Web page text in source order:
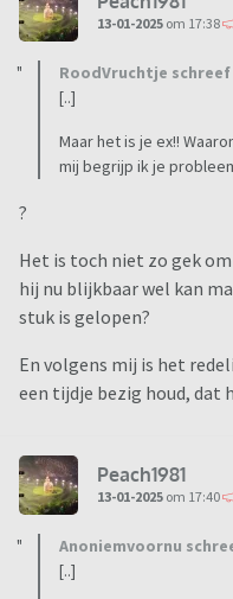
13-01-2025 om 17:38
RoodVruchtje schreef
[..]
Maar het is je ex!!
mij begrijp ik je
?
Het is toch niet zo gek
hij nu blijkbaar wel kan
stuk is gelopen?
En volgens mij is het
een tijdje bezig houd, dat
Peach1981
13-01-2025 om 17:40
Anoniemvoornu
[..]